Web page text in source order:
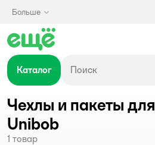
Больше
Каталог
Чехлы и пакеты
Unibob
1 товар